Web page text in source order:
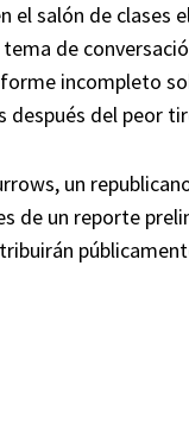
el salón de clases
de
incompleto
después del peor
un
de un reporte